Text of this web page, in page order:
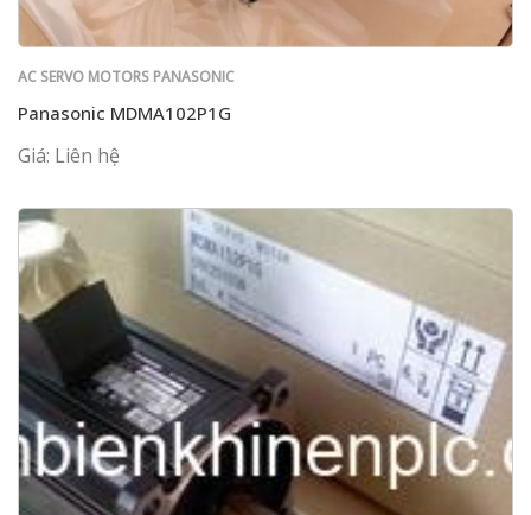
AC SERVO MOTORS PANASONIC
Panasonic MDMA102P1G
Giá: Liên hệ